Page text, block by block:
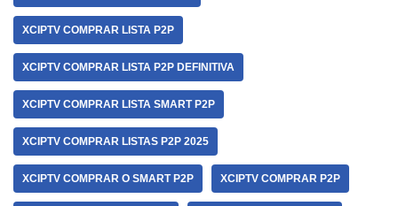
XCIPTV COMPRAR LISTA P2P
XCIPTV COMPRAR LISTA P2P DEFINITIVA
XCIPTV COMPRAR LISTA SMART P2P
XCIPTV COMPRAR LISTAS P2P 2025
XCIPTV COMPRAR O SMART P2P XCIPTV COMPRAR P2P